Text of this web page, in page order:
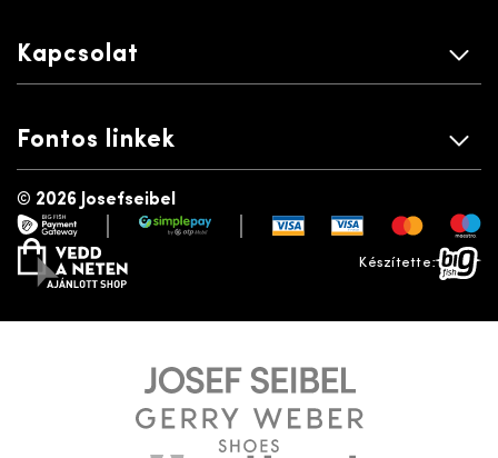
Kapcsolat
Fontos linkek
© 2026 Josefseibel
payment gatewaysimplepay
vedd a neten
Készítette:bigfish